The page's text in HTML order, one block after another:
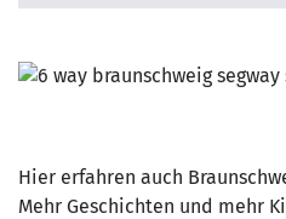
Hier erfahren auch
Mehr Geschichten und mehr